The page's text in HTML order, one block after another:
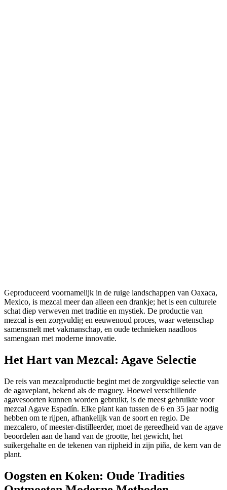
Geproduceerd voornamelijk in de ruige landschappen van Oaxaca,
Mexico, is mezcal meer dan alleen een drankje; het is een culturele
schat diep verweven met traditie en mystiek. De productie van
mezcal is een zorgvuldig en eeuwenoud proces, waar wetenschap
samensmelt met vakmanschap, en oude technieken naadloos
samengaan met moderne innovatie.
Het Hart van Mezcal: Agave Selectie
De reis van mezcalproductie begint met de zorgvuldige selectie van
de agaveplant, bekend als de maguey. Hoewel verschillende
agavesoorten kunnen worden gebruikt, is de meest gebruikte voor
mezcal Agave Espadín. Elke plant kan tussen de 6 en 35 jaar nodig
hebben om te rijpen, afhankelijk van de soort en regio. De
mezcalero, of meester-distilleerder, moet de gereedheid van de agave
beoordelen aan de hand van de grootte, het gewicht, het
suikergehalte en de tekenen van rijpheid in zijn piña, de kern van de
plant.
Oogsten en Koken: Oude Tradities